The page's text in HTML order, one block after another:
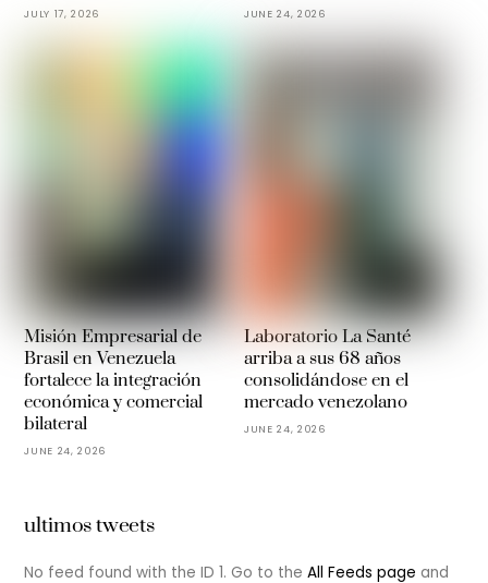
JULY 17, 2026 JUNE 24, 2026
Misión Empresarial de
Brasil en Venezuela
fortalece la integración
económica y comercial
bilateral
JUNE 24, 2026
Laboratorio La Santé
arriba a sus 68 años
consolidándose en el
mercado venezolano
JUNE 24, 2026
ultimos tweets
No feed found with the ID 1. Go to theAll Feeds page and